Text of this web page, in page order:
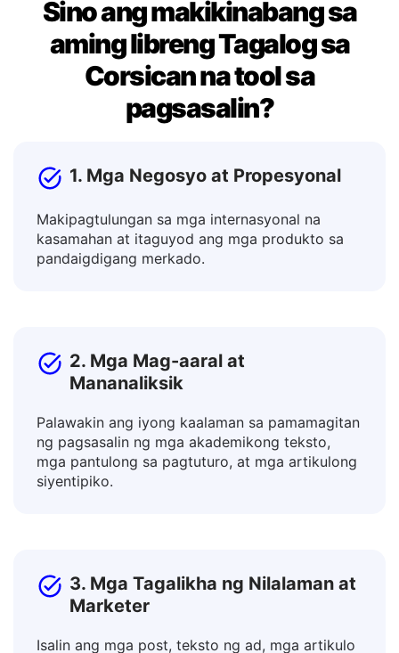
Sino ang makikinabang sa
aming libreng Tagalog sa
Corsican na tool sa
1. Mga Negosyo at Propesyonal
Makipagtulungan sa mga internasyonal na
Mananaliksik
Palawakin ang iyong kaalaman sa pamamagitan
ng pagsasalin ng mga akademikong teksto,